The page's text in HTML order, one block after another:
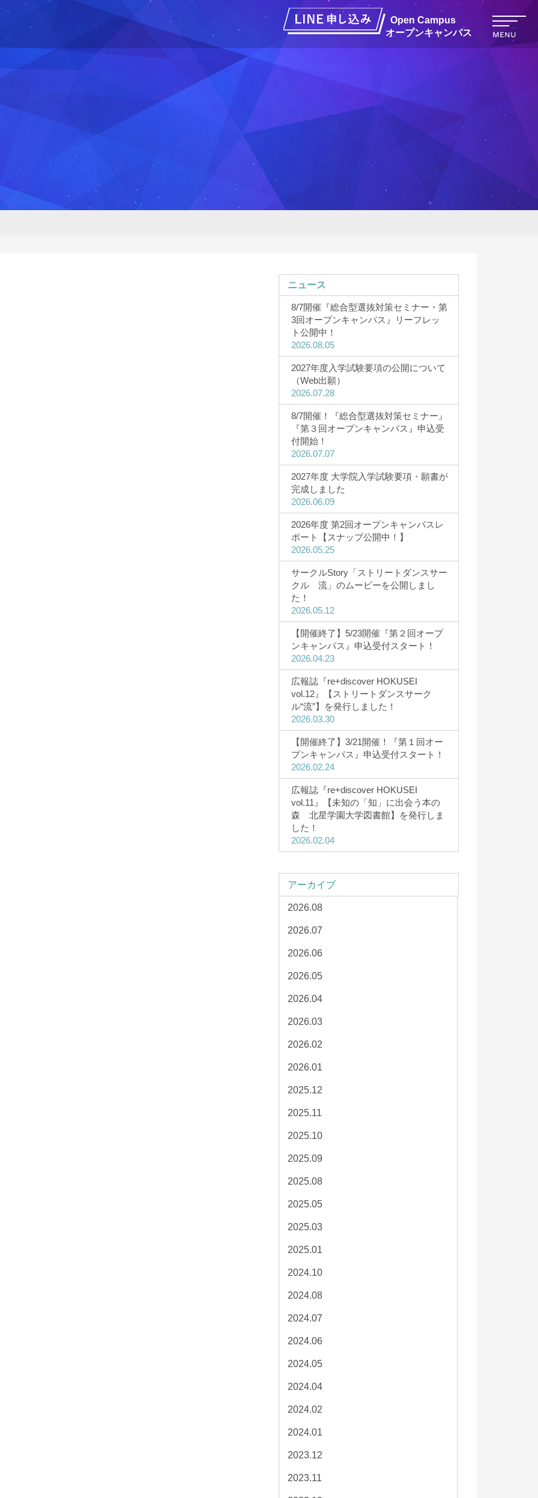
オープンキャンパス MENU
オープンキャンパス（3月・5月・8
HOKESEI MINI OPEN CAMPUS（12
キャンパスライフ
キャンパスライフ
研究者Story
サークル一覧
3D&360°バーチャルツアー
キャンパスカレンダー
HOKUSEI Movie
一人暮らしガイド
学費・奨学金
学費・諸納付金
高等教育の修学支援制度を利用予定
の方へ
ニュース
8/7開催『総合型選抜対策セミナー・第
3回オープンキャンパス』リーフレッ
ト公開中！
2026.08.05
2027年度入学試験要項の公開について
（Web出願）
2026.07.28
8/7開催！『総合型選抜対策セミナー』
『第３回オープンキャンパス』申込受
付開始！
2026.07.07
2027年度 大学院入学試験要項・願書が
完成しました
2026.06.09
2026年度 第2回オープンキャンパスレ
ポート【スナップ公開中！】
2026.05.25
サークルStory「ストリートダンスサー
クル 流」のムービーを公開しまし
た！
2026.05.12
【開催終了】5/23開催『第２回オープ
ンキャンパス』申込受付スタート！
2026.04.23
広報誌『re+discover HOKUSEI
vol.12』【ストリートダンスサーク
ル“流”】を発行しました！
2026.03.30
【開催終了】3/21開催！『第１回オー
プンキャンパス』申込受付スタート！
2026.02.24
広報誌『re+discover HOKUSEI
vol.11』【未知の「知」に出会う本の
森 北星学園大学図書館】を発行しま
した！
2026.02.04
アーカイブ
2026.08
2026.07
2026.06
2026.05
2026.04
2026.03
2026.02
2026.01
2025.12
2025.11
2025.10
2025.09
2025.08
2025.05
2025.03
2025.01
2024.10
2024.08
2024.07
2024.06
2024.05
2024.04
2024.02
2024.01
2023.12
2023.11